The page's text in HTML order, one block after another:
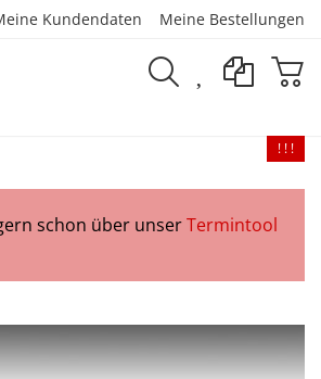
Kundendaten Meine Bestellungen
schon über unserTermintool
! ! !